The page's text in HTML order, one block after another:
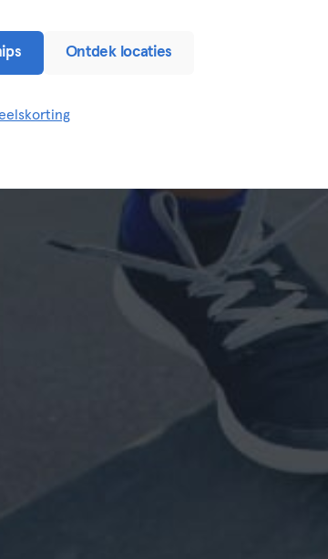
Ontdek locaties